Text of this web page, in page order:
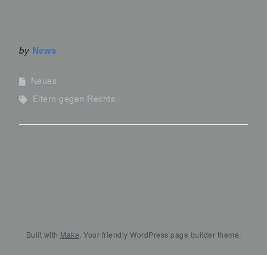
by News
Neues
Eltern gegen Rechts
Built with Make . Your friendly WordPress page builder theme.